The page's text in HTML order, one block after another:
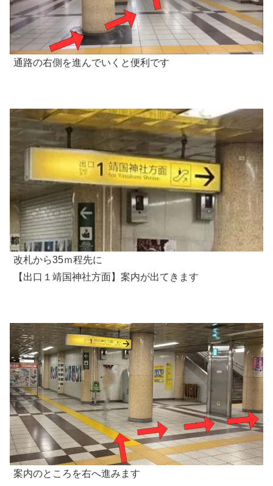
通路の右側を進んでいくと便利です
改札から35ｍ程先に
【出口１靖国神社方面】案内が出てきます
案内のところを右へ進みます